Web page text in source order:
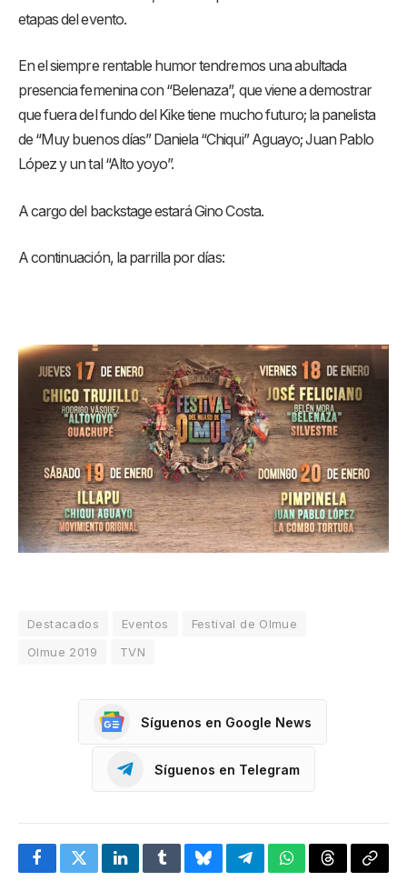
etapas del evento.
En el siempre rentable humor tendremos una abultada
presencia femenina con “Belenaza”, que viene a demostrar
que fuera del fundo del Kike tiene mucho futuro; la panelista
de “Muy buenos días” Daniela “Chiqui” Aguayo; Juan Pablo
López y un tal “Alto yoyo”.
A cargo del backstage estará Gino Costa.
A continuación, la parrilla por días:
Destacados Eventos
Festival de Olmue
Olmue 2019
TVN
Síguenos en Google News
Síguenos en Telegram
FacebookTwitterLinkedInTumblrBlueskyTelegramWhatsApp
Threads